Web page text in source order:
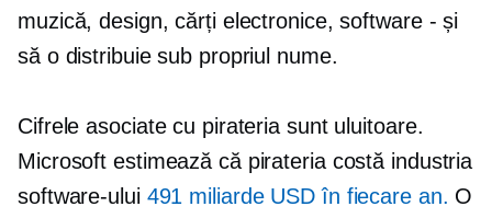
muzică, design, cărți electronice, software - și
să o distribuie sub propriul nume.
Cifrele asociate cu pirateria sunt uluitoare.
Microsoft estimează că pirateria costă industria
software-ului 491 miliarde USD în fiecare an. O